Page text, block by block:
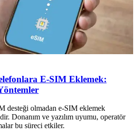
E-SIM Eklemek:
desteği olmadan e-SIM eklemek
Donanım ve yazılım uyumu, operatör
bu süreci etkiler.